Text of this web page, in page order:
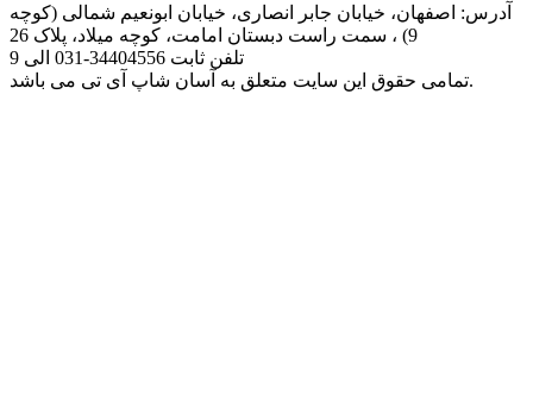
آدرس: اصفهان، خیابان جابر انصاری، خیابان ابونعیم شمالی (کوچه
9) ، سمت راست دبستان امامت، کوچه میلاد، پلاک 26
تلفن ثابت 031-34404556 الی 9
تمامی حقوق این سایت متعلق به آسان شاپ آی تی می باشد.